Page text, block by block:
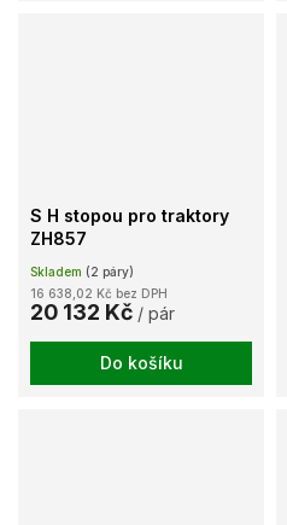
S H stopou pro traktory
ZH857
Skladem (2 páry)
16 638,02 Kč bez DPH
20 132 Kč / pár
Do košíku